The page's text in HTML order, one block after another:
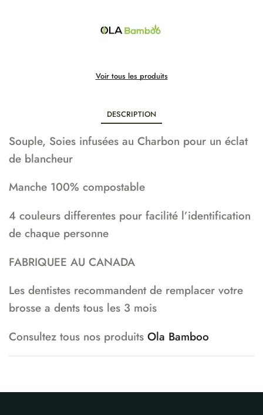
Voir tous les produits
DESCRIPTION
Souple, Soies infusées au Charbon pour un éclat
de blancheur
Manche 100% compostable
4 couleurs differentes pour facilité l’identification
de chaque personne
FABRIQUEE AU CANADA
Les dentistes recommandent de remplacer votre
brosse a dents tous les 3 mois
Consultez tous nos produits Ola Bamboo